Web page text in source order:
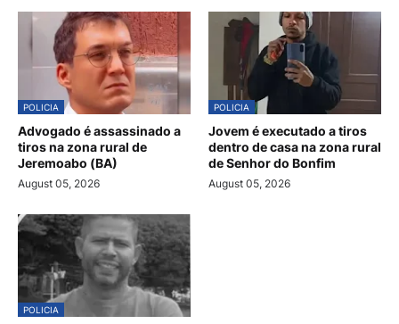
POLICIA
Advogado é assassinado a
tiros na zona rural de
Jeremoabo (BA)
August 05, 2026
POLICIA
Jovem é executado a tiros
dentro de casa na zona rural
de Senhor do Bonfim
August 05, 2026
POLICIA